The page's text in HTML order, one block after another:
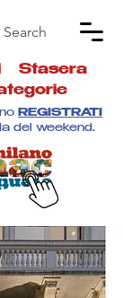
Search
Stasera
REGISTRATI
del weekend.